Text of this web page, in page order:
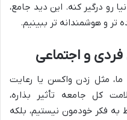
رو درگیر کنه. این دید جامع،
تر و هوشمندانه تر ببینیم.
و اجتماعی
مثل زدن واکسن یا رعایت
کل جامعه تأثیر بذاره،
فکر خودمون نیستیم، بلکه